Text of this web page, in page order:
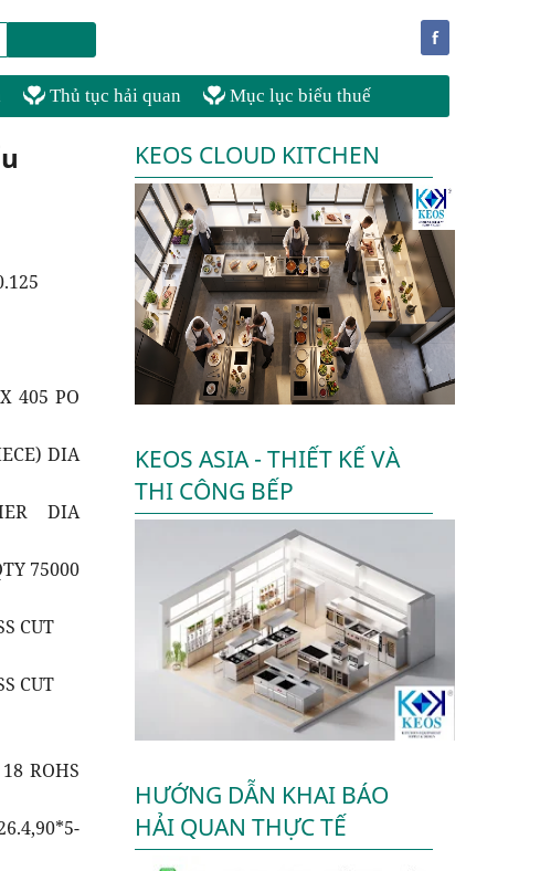
f
Thủ tục hải quan Mục lục biểu thuế
405 PO
DIA
DIA
75000
CUT
CUT
ROHS
KEOS CLOUD KITCHEN
KEOS ASIA - THIẾT KẾ VÀ
THI CÔNG BẾP
HƯỚNG DẪN KHAI BÁO
HẢI QUAN THỰC TẾ